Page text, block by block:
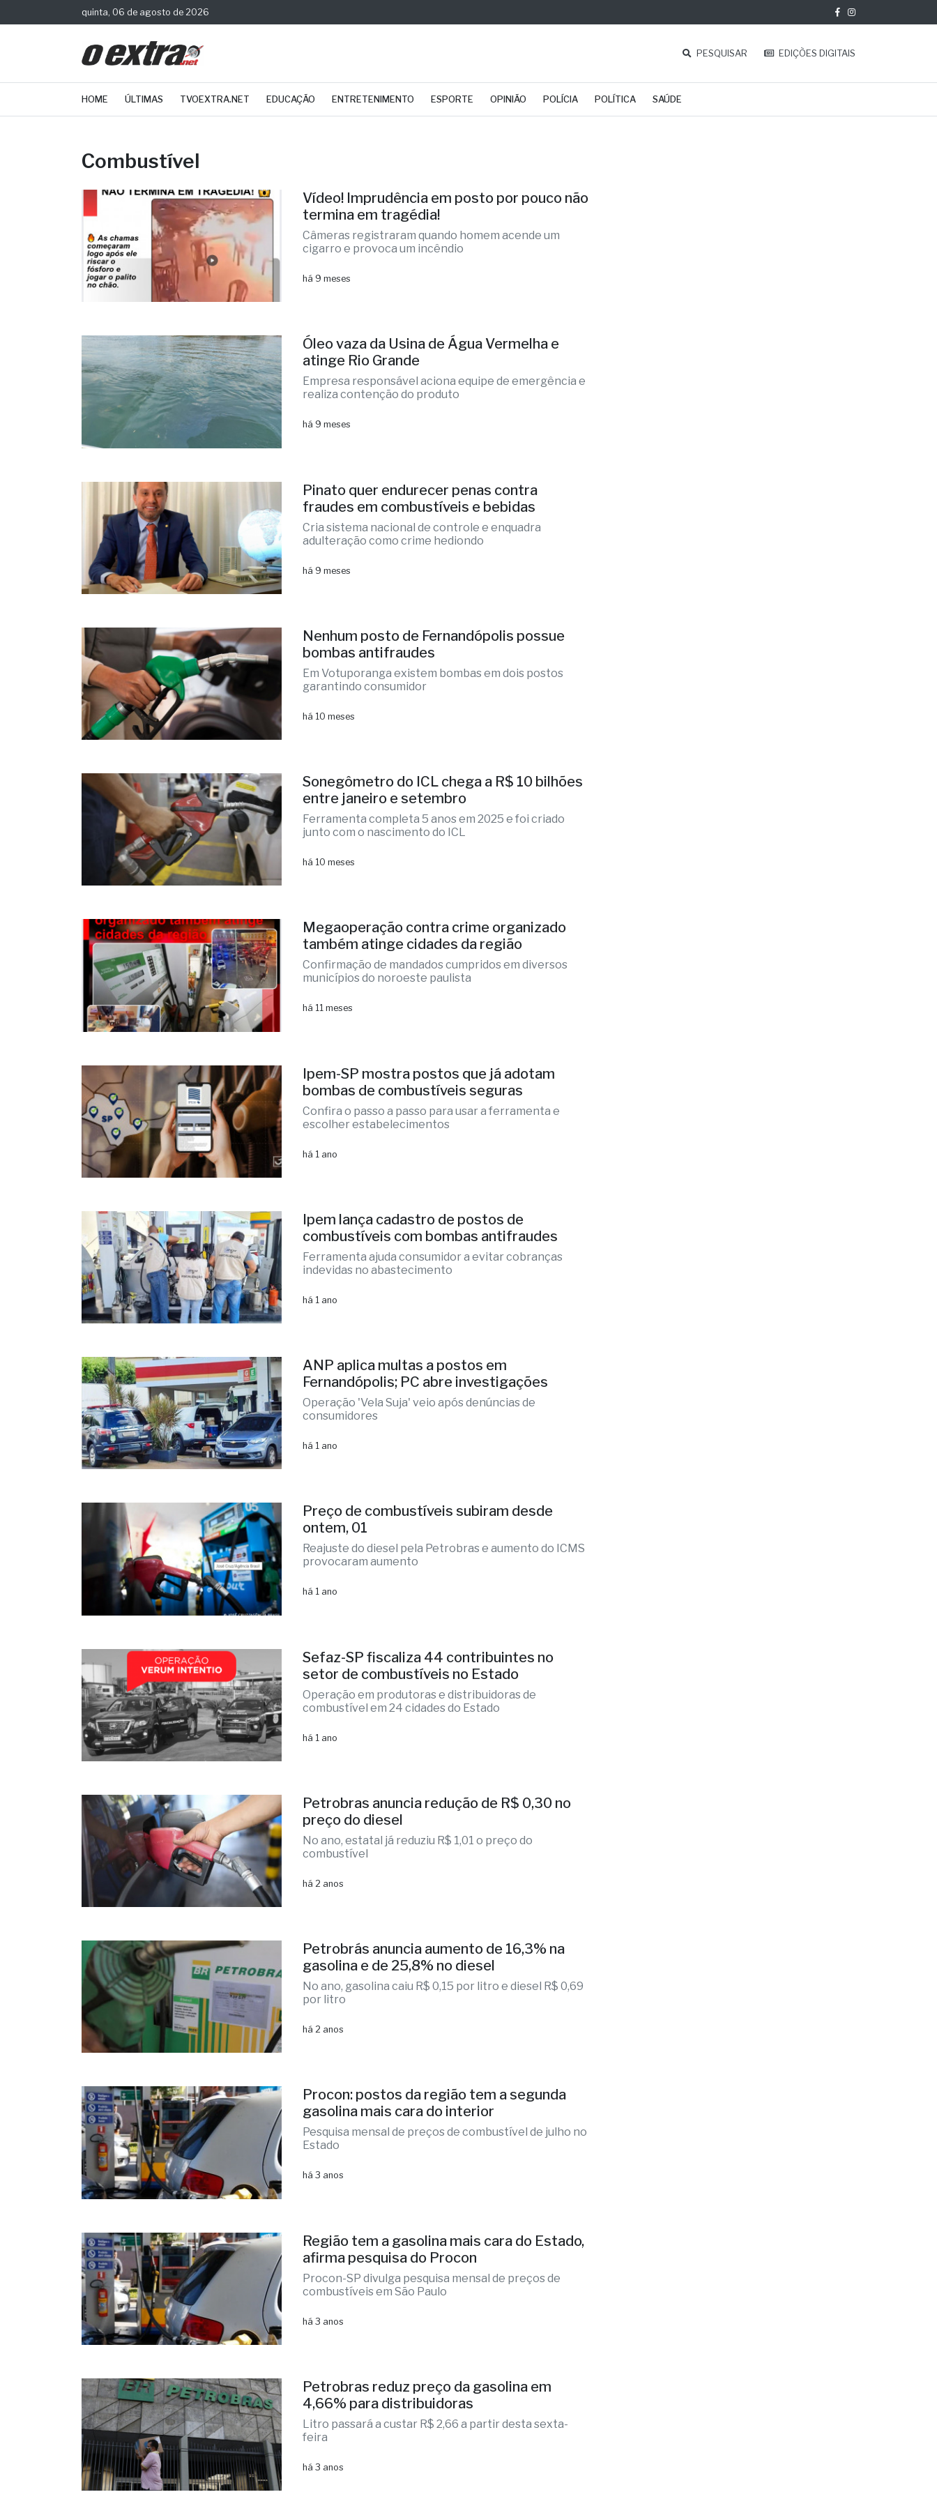
quinta, 06 de agosto de 2026
PESQUISAR EDIÇÕES DIGITAIS
HOME ÚLTIMAS TVOEXTRA.NET EDUCAÇÃO ENTRETENIMENTO ESPORTE OPINIÃO POLÍCIA POLÍTICA SAÚDE
Combustível
Vídeo! Imprudência em posto por pouco não
termina em tragédia!
Câmeras registraram quando homem acende um
cigarro e provoca um incêndio
há 9 meses
Óleo vaza da Usina de Água Vermelha e
atinge Rio Grande
Empresa responsável aciona equipe de emergência e
realiza contenção do produto
há 9 meses
Pinato quer endurecer penas contra
fraudes em combustíveis e bebidas
Cria sistema nacional de controle e enquadra
adulteração como crime hediondo
há 9 meses
Nenhum posto de Fernandópolis possue
bombas antifraudes
Em Votuporanga existem bombas em dois postos
garantindo consumidor
há 10 meses
Sonegômetro do ICL chega a R$ 10 bilhões
entre janeiro e setembro
Ferramenta completa 5 anos em 2025 e foi criado
junto com o nascimento do ICL
há 10 meses
Megaoperação contra crime organizado
também atinge cidades da região
Confirmação de mandados cumpridos em diversos
municípios do noroeste paulista
há 11 meses
Ipem-SP mostra postos que já adotam
bombas de combustíveis seguras
Confira o passo a passo para usar a ferramenta e
escolher estabelecimentos
há 1 ano
Ipem lança cadastro de postos de
combustíveis com bombas antifraudes
Ferramenta ajuda consumidor a evitar cobranças
indevidas no abastecimento
há 1 ano
ANP aplica multas a postos em
Fernandópolis; PC abre investigações
Operação 'Vela Suja' veio após denúncias de
consumidores
há 1 ano
Preço de combustíveis subiram desde
ontem, 01
Reajuste do diesel pela Petrobras e aumento do ICMS
provocaram aumento
há 1 ano
Sefaz-SP fiscaliza 44 contribuintes no
setor de combustíveis no Estado
Operação em produtoras e distribuidoras de
combustível em 24 cidades do Estado
há 1 ano
Petrobras anuncia redução de R$ 0,30 no
preço do diesel
No ano, estatal já reduziu R$ 1,01 o preço do
combustível
há 2 anos
Petrobrás anuncia aumento de 16,3% na
gasolina e de 25,8% no diesel
No ano, gasolina caiu R$ 0,15 por litro e diesel R$ 0,69
por litro
há 2 anos
Procon: postos da região tem a segunda
gasolina mais cara do interior
Pesquisa mensal de preços de combustível de julho no
Estado
há 3 anos
Região tem a gasolina mais cara do Estado,
afirma pesquisa do Procon
Procon-SP divulga pesquisa mensal de preços de
combustíveis em São Paulo
há 3 anos
Petrobras reduz preço da gasolina em
4,66% para distribuidoras
Litro passará a custar R$ 2,66 a partir desta sexta-
feira
há 3 anos